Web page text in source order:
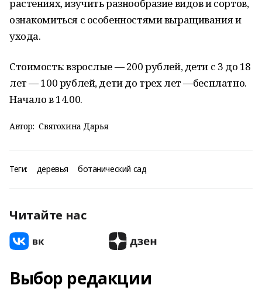
растениях, изучить разнообразие видов и сортов,
ознакомиться с особенностями выращивания и
ухода.
Стоимость: взрослые — 200 рублей, дети с 3 до 18
лет — 100 рублей, дети до трех лет —бесплатно.
Начало в 14.00.
Автор: Святохина Дарья
Теги: деревья ботанический сад
Читайте нас
Выбор редакции